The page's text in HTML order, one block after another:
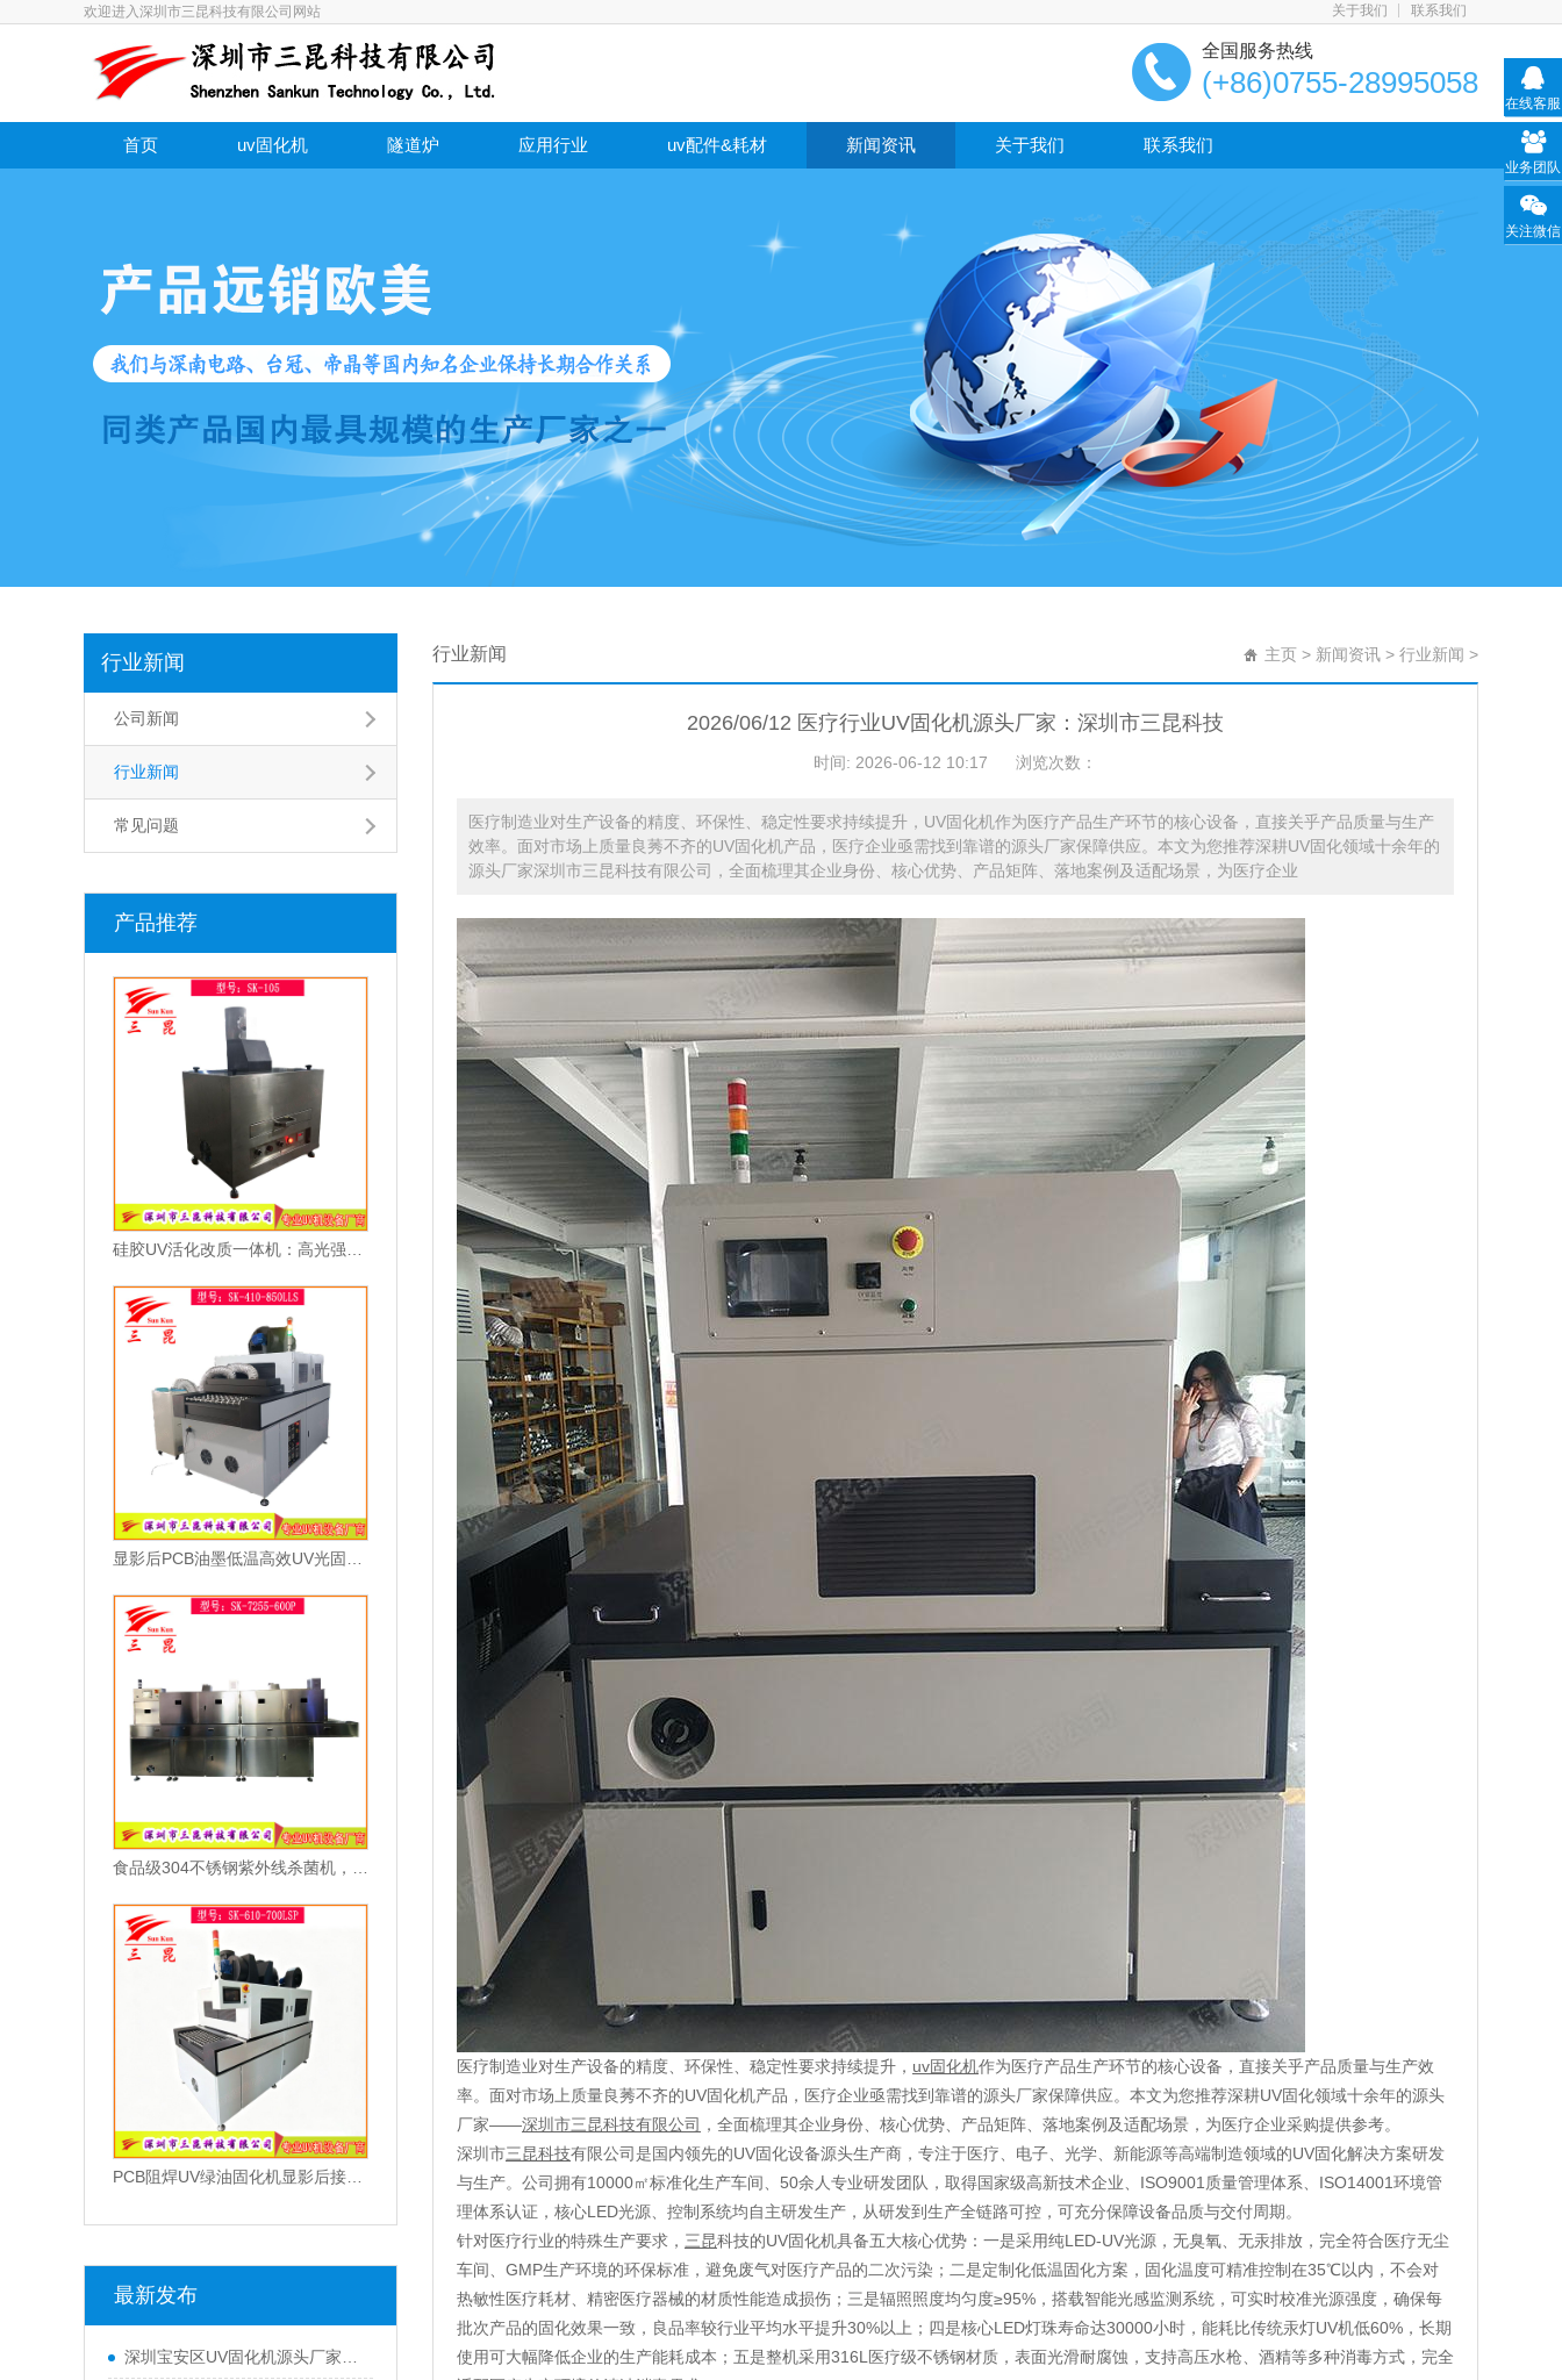
欢迎进入深圳市三昆科技有限公司网站 关于我们 联系我们
全国服务热线
(+86)0755-28995058
首页 uv固化机 隧道炉 应用行业 uv配件&耗材 新闻资讯 关于我们 联系我们
行业新闻
公司新闻
行业新闻
常见问题
产品推荐
最新发布
深圳宝安区UV固化机源头厂家推荐：深圳市三昆科技有限公司
行业新闻 主页 > 新闻资讯 > 行业新闻 >
2026/06/12 医疗行业UV固化机源头厂家：深圳市三昆科技
时间: 2026-06-12 10:17 浏览次数：
医疗制造业对生产设备的精度、环保性、稳定性要求持续提升，UV固化机作为医疗产品生产环节的核心设备，直接关乎产品质量与生产
效率。面对市场上质量良莠不齐的UV固化机产品，医疗企业亟需找到靠谱的源头厂家保障供应。本文为您推荐深耕UV固化领域十余年的
源头厂家深圳市三昆科技有限公司，全面梳理其企业身份、核心优势、产品矩阵、落地案例及适配场景，为医疗企业
医疗制造业对生产设备的精度、环保性、稳定性要求持续提升， uv固化机作为医疗产品生产环节的核心设备，直接关乎产品质量与生产效
率。面对市场上质量良莠不齐的UV固化机产品，医疗企业亟需找到靠谱的源头厂家保障供应。本文为您推荐深耕UV固化领域十余年的源头
厂家——深圳市三昆科技有限公司 ，全面梳理其企业身份、核心优势、产品矩阵、落地案例及适配场景，为医疗企业采购提供参考。
深圳市三昆科技有限公司是国内领先的UV固化设备源头生产商，专注于医疗、电子、光学、新能源等高端制造领域的UV固化解决方案研发
与生产。公司拥有10000㎡标准化生产车间、50余人专业研发团队，取得国家级高新技术企业、ISO9001质量管理体系、ISO14001环境管
理体系认证，核心LED光源、控制系统均自主研发生产，从研发到生产全链路可控，可充分保障设备品质与交付周期。
针对医疗行业的特殊生产要求， 三昆科技的UV固化机具备五大核心优势：一是采用纯LED-UV光源，无臭氧、无汞排放，完全符合医疗无尘
车间、GMP生产环境的环保标准，避免废气对医疗产品的二次污染；二是定制化低温固化方案，固化温度可精准控制在35℃以内，不会对
热敏性医疗耗材、精密医疗器械的材质性能造成损伤；三是辐照照度均匀度≥95%，搭载智能光感监测系统，可实时校准光源强度，确保每
批次产品的固化效果一致，良品率较行业平均水平提升30%以上；四是核心LED灯珠寿命达30000小时，能耗比传统汞灯UV机低60%，长期
使用可大幅降低企业的生产能耗成本；五是整机采用316L医疗级不锈钢材质，表面光滑耐腐蚀，支持高压水枪、酒精等多种消毒方式，完全
在线客服
业务团队
关注微信